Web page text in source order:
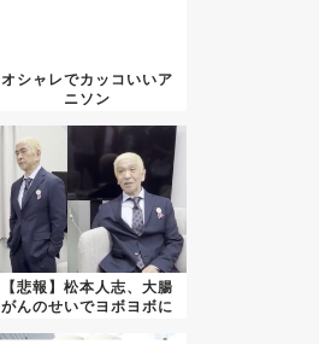
オシャレでカッコいいア
ニソン
【悲報】松本人志、大腸
がんのせいでヨボヨボに